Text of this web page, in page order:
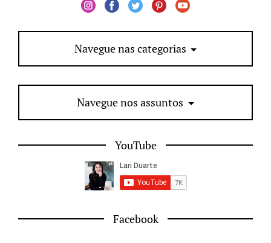
Navegue nas categorias
Navegue nos assuntos
YouTube
Facebook